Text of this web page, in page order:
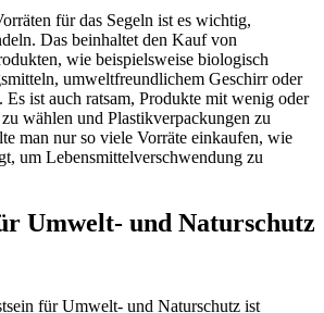
für das Segeln ist es wichtig,
Das beinhaltet den Kauf von
wie beispielsweise biologisch
umweltfreundlichem Geschirr oder
Es ist auch ratsam, Produkte mit wenig oder
wählen und Plastikverpackungen zu
man nur so viele Vorräte einkaufen, wie
um Lebensmittelverschwendung zu
Umwelt- und Naturschutz
für Umwelt- und Naturschutz ist